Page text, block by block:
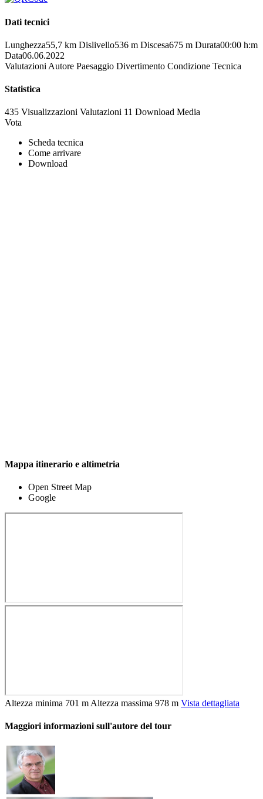
Dati tecnici
Lunghezza55,7 km Dislivello536 m Discesa675 m Durata00:00 h:m
Data06.06.2022
Valutazioni Autore Paesaggio Divertimento Condizione Tecnica
Statistica
435 Visualizzazioni Valutazioni 11 Download Media
Vota
Scheda tecnica
Come arrivare
Download
Mappa itinerario e altimetria
Open Street Map
Google
Altezza minima 701 m Altezza massima 978 m Vista dettagliata
Maggiori informazioni sull'autore del tour